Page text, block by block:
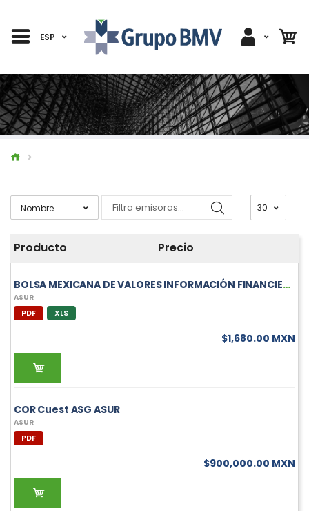
ESP
Producto Precio
BOLSA MEXICANA DE VALORES INFORMACIÓN FINANCIERA TRIMESTRAL DE ASUR
ASUR
PDF XLS
$1,680.00 MXN
COR Cuest ASG ASUR
ASUR
PDF
$900,000.00 MXN